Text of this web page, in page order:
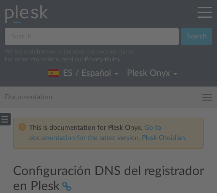
Search
We log search terms to improve our documentation.
For more information, read our
Privacy Policy
ES / Español Plesk Onyx
Documentation
This is documentation for Plesk Onyx. Go to
documentation for the latest version, Plesk Obsidian.
Configuración DNS del registrador
en Plesk